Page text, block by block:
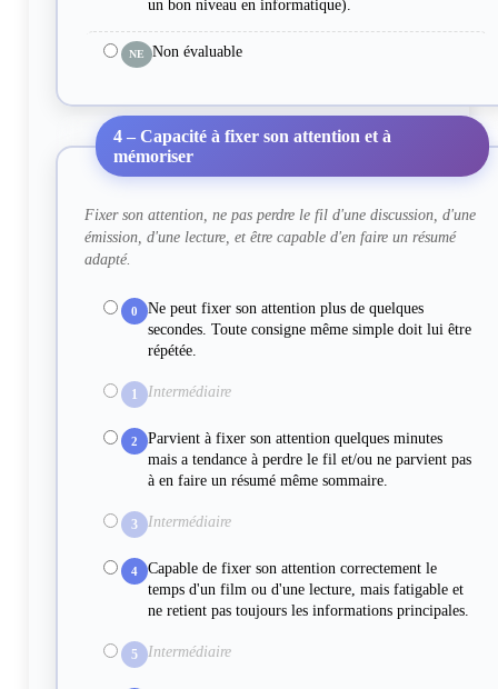
un bon niveau en informatique).
NE Non évaluable
4 – Capacité à fixer son attention et à
mémoriser
Fixer son attention, ne pas perdre le fil d'une discussion, d'une
émission, d'une lecture, et être capable d'en faire un résumé
adapté.
0
Ne peut fixer son attention plus de quelques
secondes. Toute consigne même simple doit lui être
répétée.
1 Intermédiaire
2
Parvient à fixer son attention quelques minutes
mais a tendance à perdre le fil et/ou ne parvient pas
à en faire un résumé même sommaire.
3 Intermédiaire
4
Capable de fixer son attention correctement le
temps d'un film ou d'une lecture, mais fatigable et
ne retient pas toujours les informations principales.
5 Intermédiaire